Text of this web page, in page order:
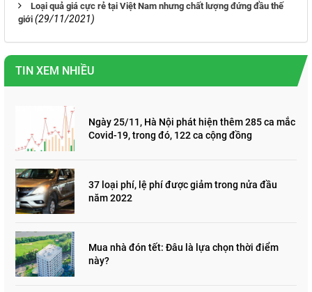
Loại quả giá cực rẻ tại Việt Nam nhưng chất lượng đứng đầu thế
giới (29/11/2021)
TIN XEM NHIỀU
Ngày 25/11, Hà Nội phát hiện thêm 285 ca mắc
Covid-19, trong đó, 122 ca cộng đồng
37 loại phí, lệ phí được giảm trong nửa đầu
năm 2022
Mua nhà đón tết: Đâu là lựa chọn thời điểm
này?